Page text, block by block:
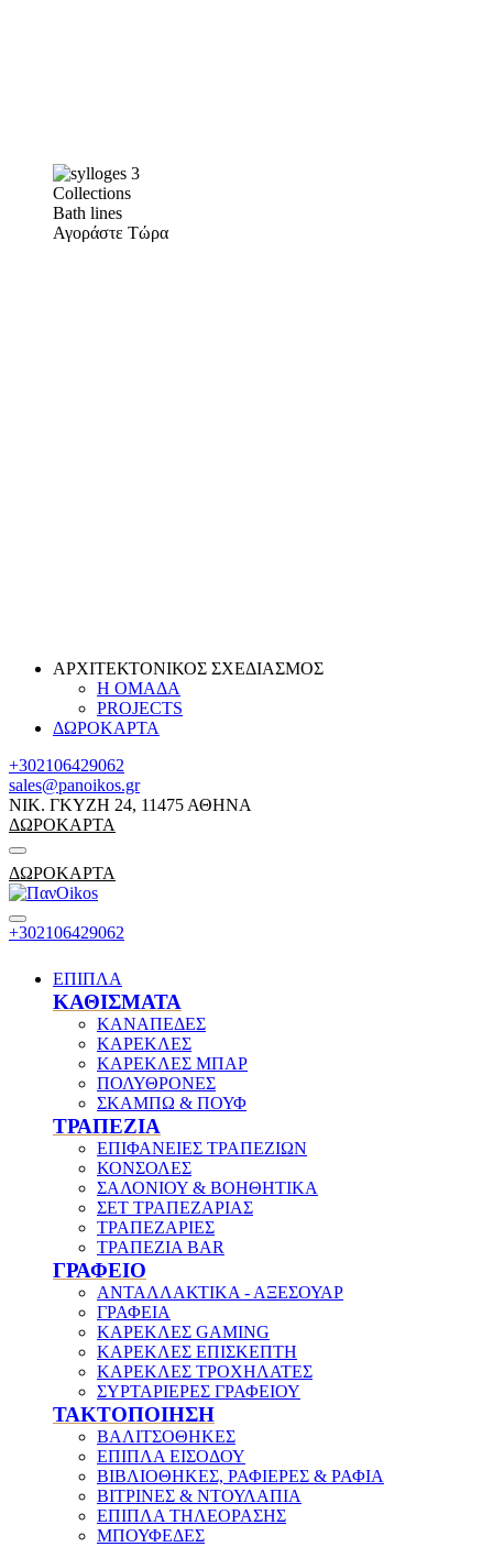
Collections
Bath lines
Αγοράστε Τώρα
ΑΡΧΙΤΕΚΤΟΝΙΚΟΣ ΣΧΕΔΙΑΣΜΟΣ
Η ΟΜΑΔΑ
PROJECTS
ΔΩΡΟΚΑΡΤΑ
+302106429062
sales@panoikos.gr
ΝΙΚ. ΓΚΥΖΗ 24, 11475 ΑΘΗΝΑ
ΔΩΡΟΚΑΡΤΑ
ΔΩΡΟΚΑΡΤΑ
+302106429062
ΕΠΙΠΛΑ
ΚΑΘΙΣΜΑΤΑ
ΚΑΝΑΠΕΔΕΣ
ΚΑΡΕΚΛΕΣ
ΚΑΡΕΚΛΕΣ ΜΠΑΡ
ΠΟΛΥΘΡΟΝΕΣ
ΣΚΑΜΠΩ & ΠΟΥΦ
ΤΡΑΠΕΖΙΑ
ΕΠΙΦΑΝΕΙΕΣ ΤΡΑΠΕΖΙΩΝ
ΚΟΝΣΟΛΕΣ
ΣΑΛΟΝΙΟΥ & ΒΟΗΘΗΤΙΚΑ
ΣΕΤ ΤΡΑΠΕΖΑΡΙΑΣ
ΤΡΑΠΕΖΑΡΙΕΣ
ΤΡΑΠΕΖΙΑ BAR
ΓΡΑΦΕΙΟ
ΑΝΤΑΛΛΑΚΤΙΚΑ - ΑΞΕΣΟΥΑΡ
ΓΡΑΦΕΙΑ
ΚΑΡΕΚΛΕΣ GAMING
ΚΑΡΕΚΛΕΣ ΕΠΙΣΚΕΠΤΗ
ΚΑΡΕΚΛΕΣ ΤΡΟΧΗΛΑΤΕΣ
ΣΥΡΤΑΡΙΕΡΕΣ ΓΡΑΦΕΙΟΥ
ΤΑΚΤΟΠΟΙΗΣΗ
ΒΑΛΙΤΣΟΘΗΚΕΣ
ΕΠΙΠΛΑ ΕΙΣΟΔΟΥ
ΒΙΒΛΙΟΘΗΚΕΣ, ΡΑΦΙΕΡΕΣ & ΡΑΦΙΑ
ΒΙΤΡΙΝΕΣ & ΝΤΟΥΛΑΠΙΑ
ΕΠΙΠΛΑ ΤΗΛΕΟΡΑΣΗΣ
ΜΠΟΥΦΕΔΕΣ